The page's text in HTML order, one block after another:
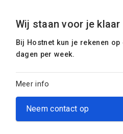
Wij staan voor je klaar
Bij Hostnet kun je rekenen
dagen per week.
Meer info
Neem contact op